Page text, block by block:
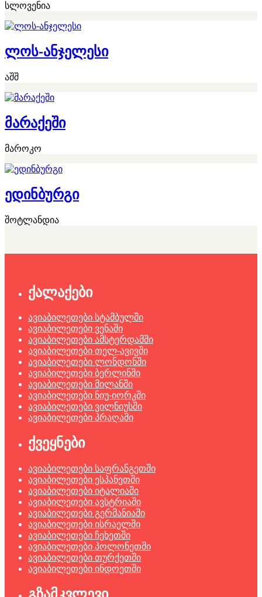
სლოვენია
ლოს-ანჯელესი
აშშ
მარაქეში
მაროკო
ედინბურგი
შოტლანდია
ქალაქები
ავიაბილეთები სტამბულში
ავიაბილეთები ვენაში
ავიაბილეთები ამსტერდამში
ავიაბილეთები თელ-ავივში
ავიაბილეთები ლონდონში
ავიაბილეთები ბერლინში
ავიაბილეთები მილანში
ავიაბილეთები ნიუ-იორკში
ავიაბილეთები ვილნიუსში
ავიაბილეთები პრაღაში
ქვეყნები
ავიაბილეთები საფრანგეთში
ავიაბილეთები ესპანეთში
ავიაბილეთები იტალიაში
ავიაბილეთები ავსტრიაში
ავიაბილეთები გერმანიაში
ავიაბილეთები ისრაელში
ავიაბილეთები ჩეხეთში
ავიაბილეთები პოლონეთში
ავიაბილეთები თურქეთში
ავიაბილეთები ინდოეთში